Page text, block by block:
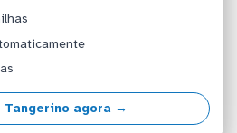
Tangerino agora →